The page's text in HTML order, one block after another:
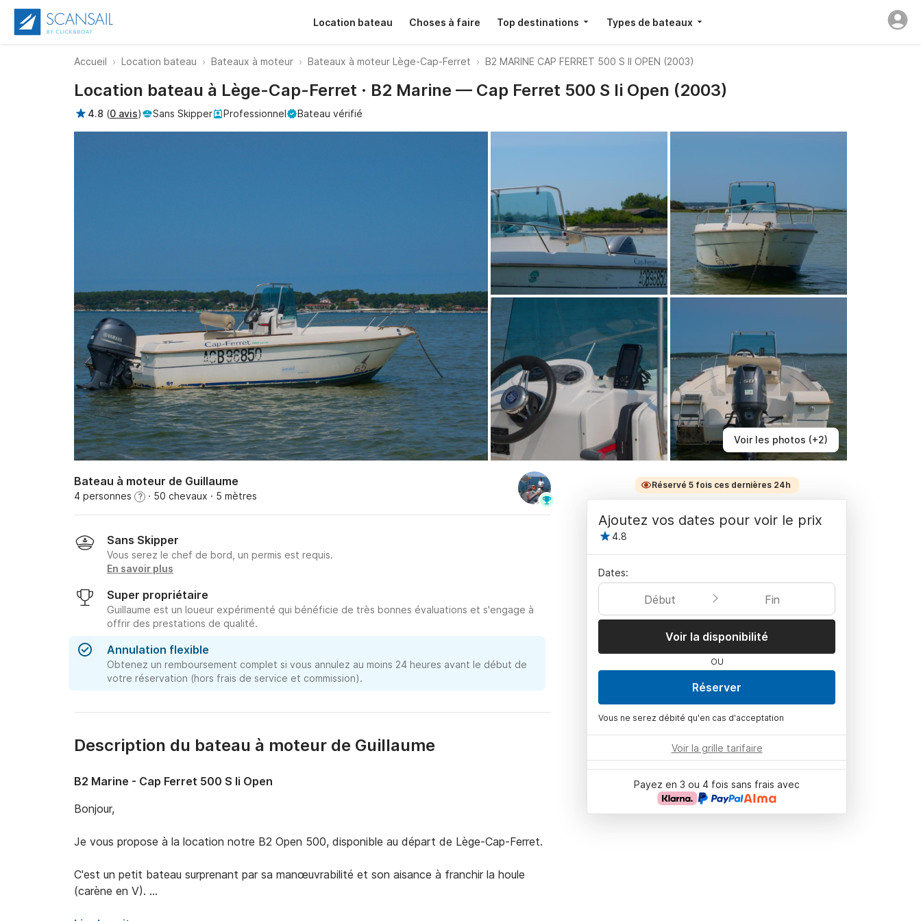
Location bateau Choses à faire Top destinations Types de bateaux
Accueil Location bateau Bateaux à moteur Bateaux à moteur Lège-Cap-Ferret B2 MARINE CAP FERRET 500 S II OPEN (2003)
Voir les photos (+2)
Location bateau à Lège-Cap-Ferret · B2 Marine — Cap Ferret 500 S Ii Open (2003)
4.8 (0 avis) Sans Skipper Professionnel Bateau vérifié
Bateau à moteur de Guillaume
4 personnes ? · 50 chevaux · 5 mètres
Sans Skipper
Vous serez le chef de bord, un permis est requis.
En savoir plus
Super propriétaire
Guillaume est un loueur expérimenté qui bénéficie de très bonnes évaluations et s'engage à
offrir des prestations de qualité.
Annulation flexible
Obtenez un remboursement complet si vous annulez au moins 24 heures avant le début de
votre réservation (hors frais de service et commission).
Description du bateau à moteur de Guillaume
B2 Marine - Cap Ferret 500 S Ii Open
Bonjour,
Je vous propose à la location notre B2 Open 500, disponible au départ de Lège-Cap-Ferret.
C'est un petit bateau surprenant par sa manœuvrabilité et son aisance à franchir la houle
(carène en V).
Réservé 5 fois ces dernières 24h
Ajoutez vos dates pour voir le prix
4.8
Dates:
Début Fin
Voir la disponibilité
OU
Réserver
Vous ne serez débité qu'en cas d'acceptation
Voir la grille tarifaire
Payez en 3 ou 4 fois sans frais avec